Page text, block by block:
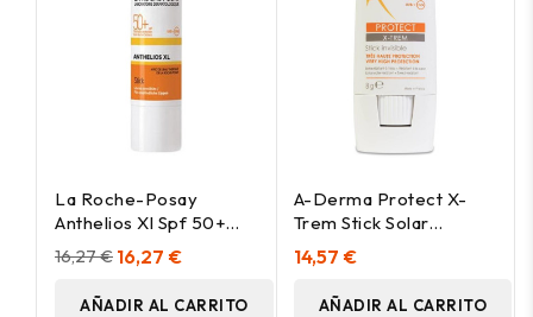
La Roche-Posay
Anthelios Xl Spf 50+
Stick Zonas Sensibles, 9
G
16,27 € 16,27 €
AÑADIR AL CARRITO
A-Derma Protect X-
Trem Stick Solar
Invisible Spf50+ 8Gr
14,57 €
AÑADIR AL CARRITO